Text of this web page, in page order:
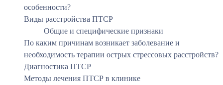
особенности?
Виды расстройства ПТСР
Общие и специфические признаки
По каким причинам возникает заболевание и
необходимость терапии острых стрессовых расстройств?
Диагностика ПТСР
Методы лечения ПТСР в клинике